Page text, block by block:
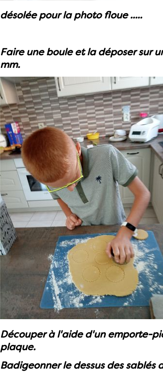
désolée pour la photo floue .....
Faire une boule et la déposer sur
mm.
Découper à l'aide d'un emporte-
plaque.
Badigeonner le dessus des sablés